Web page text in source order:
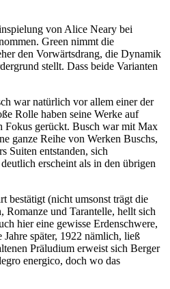
von Alice Neary bei
Green nimmt die
den Vorwärtsdrang, die Dynamik
stellt. Dass beide Varianten
war natürlich vor allem einer der
Rolle haben seine Werke auf
Fokus gerückt. Busch war mit Max
ganze Reihe von Werken Buschs,
Suiten entstanden, sich
erscheint als in den übrigen
bestätigt (nicht umsonst trägt die
und Tarantelle, hellt sich
hier eine gewisse Erdenschwere,
später, 1922 nämlich, ließ
Präludium erweist sich Berger
energico, doch wo das